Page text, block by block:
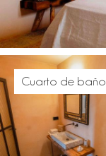
Cuarto de baño